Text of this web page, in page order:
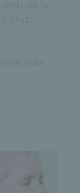
de la
club
de vida